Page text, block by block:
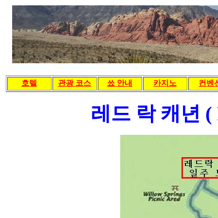
호텔 관광 코스 쑈 안내 카지노 컨벤
레드 락 캐년 (